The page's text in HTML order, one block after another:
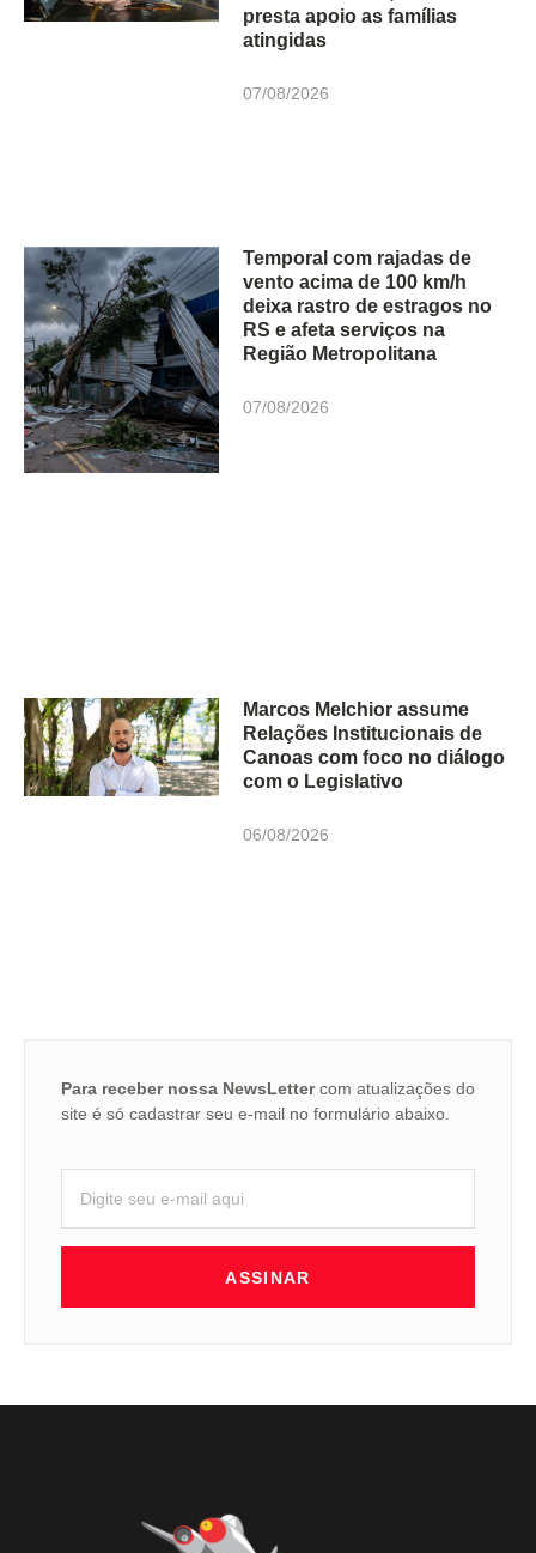
presta apoio as famílias
atingidas
07/08/2026
Temporal com rajadas de
vento acima de 100 km/h
deixa rastro de estragos no
RS e afeta serviços na
Região Metropolitana
07/08/2026
Marcos Melchior assume
Relações Institucionais de
Canoas com foco no diálogo
com o Legislativo
06/08/2026
Para receber nossa NewsLettercom atualizações do
site é só cadastrar seu e-mail no formulário abaixo.
ASSINAR